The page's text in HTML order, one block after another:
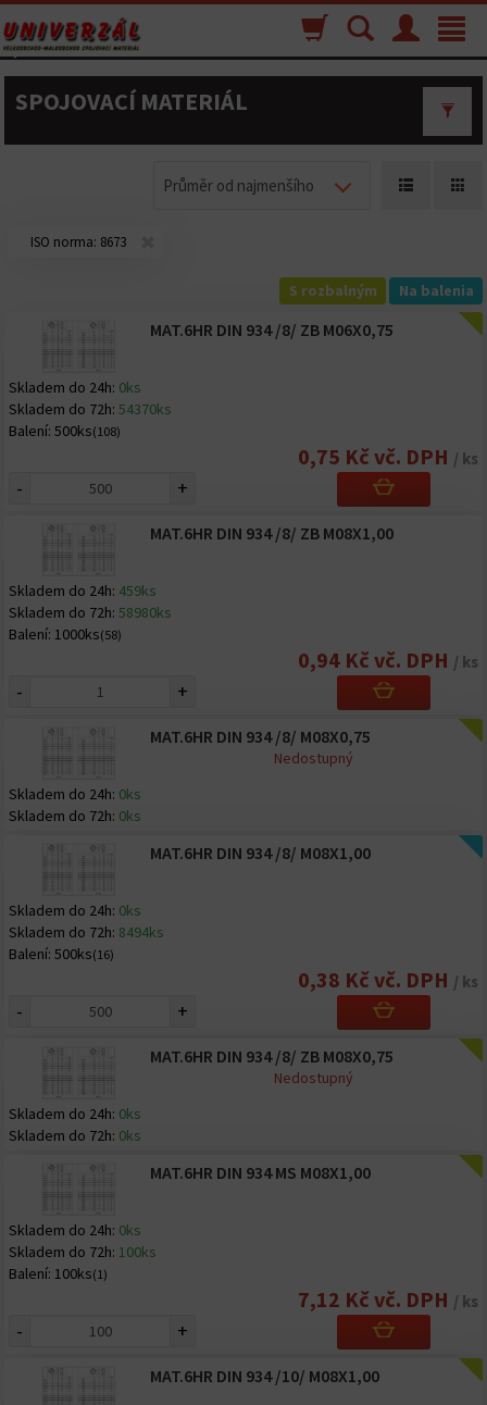
Toggle
Menu
Vyhľadávanie
Nákupný
košík
SPOJOVACÍ MATERIÁL
Průměr od najmenšího
ISO norma: 8673
S rozbalným Na balenia
MAT.6HR DIN 934 /8/ ZB M06X0,75
Skladem do 24h: 0ks
Skladem do 72h: 54370ks
Balení: 500ks(108)
0,75 Kč vč. DPH / ks
- +
MAT.6HR DIN 934 /8/ ZB M08X1,00
Skladem do 24h: 459ks
Skladem do 72h: 58980ks
Balení: 1000ks(58)
0,94 Kč vč. DPH / ks
- +
MAT.6HR DIN 934 /8/ M08X0,75
Skladem do 24h: 0ks
Skladem do 72h: 0ks
Nedostupný
MAT.6HR DIN 934 /8/ M08X1,00
Skladem do 24h: 0ks
Skladem do 72h: 8494ks
Balení: 500ks(16)
0,38 Kč vč. DPH / ks
- +
MAT.6HR DIN 934 /8/ ZB M08X0,75
Skladem do 24h: 0ks
Skladem do 72h: 0ks
Nedostupný
MAT.6HR DIN 934 MS M08X1,00
Skladem do 24h: 0ks
Skladem do 72h: 100ks
Balení: 100ks(1)
7,12 Kč vč. DPH / ks
- +
MAT.6HR DIN 934 /10/ M08X1,00